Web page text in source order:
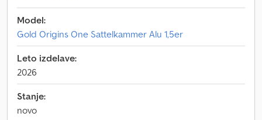
Model:
Gold Origins One Sattelkammer Alu 1,5er
Leto izdelave:
2026
Stanje:
novo